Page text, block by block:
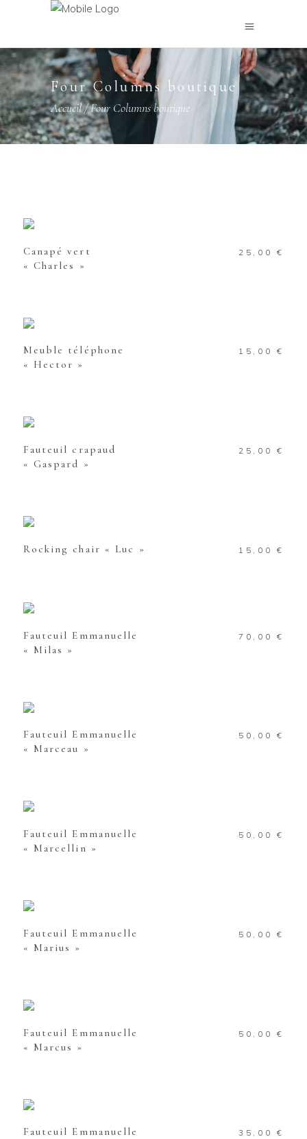
Four Columns boutique
Accueil/Four Columns boutique
Canapé vert
« Charles »
25,00 €
Meuble téléphone
« Hector »
15,00 €
Fauteuil crapaud
« Gaspard »
25,00 €
Rocking chair « Luc » 15,00 €
Fauteuil Emmanuelle
« Milas »
70,00 €
Fauteuil Emmanuelle
« Marceau »
50,00 €
Fauteuil Emmanuelle
« Marcellin »
50,00 €
Fauteuil Emmanuelle
« Marius »
50,00 €
Fauteuil Emmanuelle
« Marcus »
50,00 €
Fauteuil Emmanuelle
35,00 €